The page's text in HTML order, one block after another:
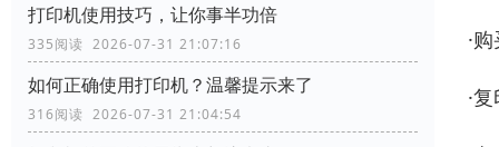
打印机使用技巧，让你事半功倍
335阅读 2026-07-31 21:07:16
如何正确使用打印机？温馨提示来了
316阅读 2026-07-31 21:04:54
·
·